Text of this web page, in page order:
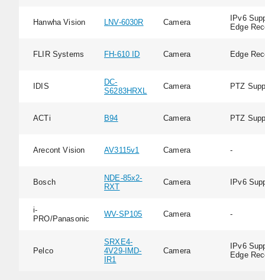
Hanwha Vision LNV-6030R Camera
IPv6
Edge
FLIR Systems FH-610 ID Camera Edge
IDIS
DC-
S6283HRXL
Camera PTZ
ACTi B94 Camera PTZ
Arecont Vision AV3115v1 Camera -
Bosch
NDE-85x2-
RXT
Camera IPv6
i-
PRO/Panasonic
WV-SP105 Camera -
Pelco
SRXE4-
4V29-IMD-
IR1
Camera
IPv6
Edge